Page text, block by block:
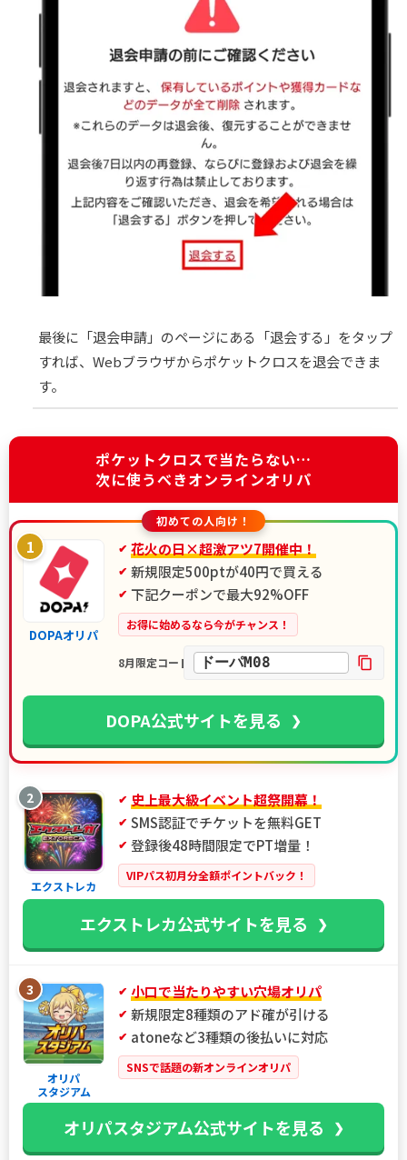
最後に「退会申請」のページにある「退会する」をタップ
すれば、Webブラウザからポケットクロスを退会できま
す。
ポケットクロスで当たらない…
次に使うべきオンラインオリパ
初めての人向け！
1
DOPAオリパ
花火の日×超激アツ7開催中！
新規限定500ptが40円で買える
下記クーポンで最大92%OFF
お得に始めるなら今がチャンス！
8月限定コード ドーパM08
DOPA公式サイトを見る
2
エクストレカ
史上最大級イベント超祭開幕！
SMS認証でチケットを無料GET
登録後48時間限定でPT増量！
VIPパス初月分全額ポイントバック！
エクストレカ公式サイトを見る
3
オリパ
スタジアム
小口で当たりやすい穴場オリパ
新規限定8種類のアド確が引ける
atoneなど3種類の後払いに対応
SNSで話題の新オンラインオリパ
オリパスタジアム公式サイトを見る